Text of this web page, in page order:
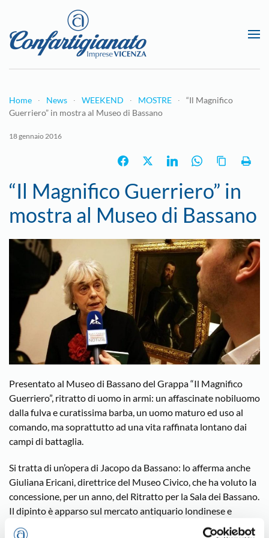
Passa al contenuto principale
Home News WEEKEND MOSTRE
“Il Magnifico
Guerriero” in mostra al Museo di Bassano
18 gennaio 2016
“Il Magnifico Guerriero” in
mostra al Museo di Bassano
Presentato al Museo di Bassano del Grappa “Il Magnifico
Guerriero”, ritratto di uomo in armi: un affascinate nobiluomo
dalla fulva e curatissima barba, un uomo maturo ed uso al
comando, ma soprattutto ad una vita raffinata lontano dai
campi di battaglia.
Si tratta di un’opera di Jacopo da Bassano: lo afferma anche
Giuliana Ericani, direttrice del Museo Civico, che ha voluto la
concessione, per un anno, del Ritratto per la Sala dei Bassano.
Il dipinto è apparso sul mercato antiquario londinese e
attribuito a Jacopo Bassano da Bernard Aikema,